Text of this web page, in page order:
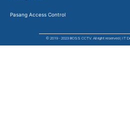
Pasang Access Control
© 2019 - 2023 BOSS CCTV. All right reserved | IT